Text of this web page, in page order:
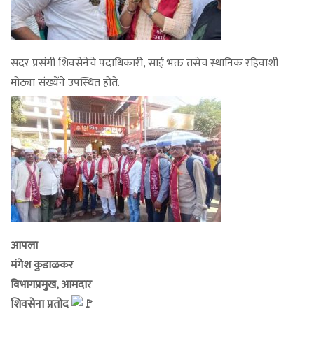
सदर प्रसंगी शिवसेनेचे पदाधिकारी, साई भक्त तसेच स्थानिक रहिवाशी
मोठ्या संख्येंने उपस्थित होते.
आपला
मंगेश कुडाळकर
विभागप्रमुख, आमदार
शिवसेना प्रतोद